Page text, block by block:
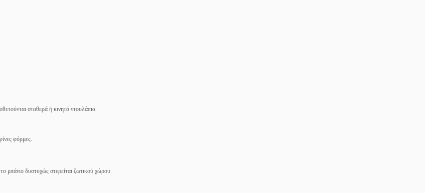
σταθερά ή κινητά ντουλάπια.
φόρμες.
μπάνιο δυστυχώς στερείται ζωτικού χώρου.